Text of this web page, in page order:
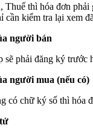
Thuế thì hóa đơn
cần kiểm tra lại xem
người bán
sẽ phải đăng ký
người mua (nếu có)
có chữ ký số thì hóa